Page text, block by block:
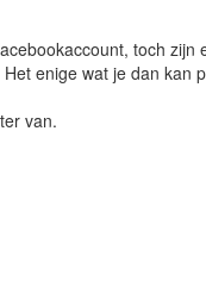
toch
enige wat je dan kan
van.